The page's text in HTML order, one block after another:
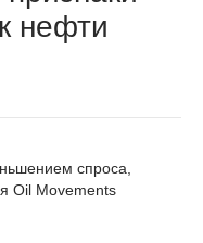
нефти
спроса,
Oil Movements